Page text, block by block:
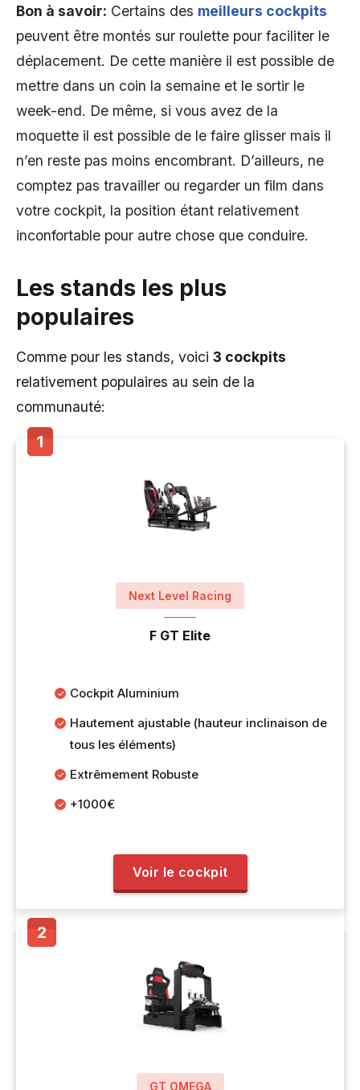
Bon à savoir: Certains des meilleurs cockpits
peuvent être montés sur roulette pour faciliter le
déplacement. De cette manière il est possible de
mettre dans un coin la semaine et le sortir le
week-end. De même, si vous avez de la
moquette il est possible de le faire glisser mais il
n’en reste pas moins encombrant. D’ailleurs, ne
comptez pas travailler ou regarder un film dans
votre cockpit, la position étant relativement
inconfortable pour autre chose que conduire.
Les stands les plus
populaires
Comme pour les stands, voici 3 cockpits
relativement populaires au sein de la
communauté:
Next Level Racing
F GT Elite
Cockpit Aluminium
Hautement ajustable (hauteur inclinaison de
tous les éléments)
Extrêmement Robuste
+1000€
Voir le cockpit
GT OMEGA